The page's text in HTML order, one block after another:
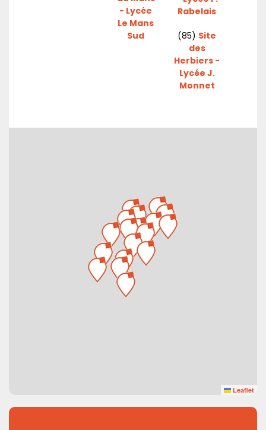
- Lycée
Le Mans
Sud
Rabelais
(85) Site
des
Herbiers -
Lycée J.
Monnet
Leaflet